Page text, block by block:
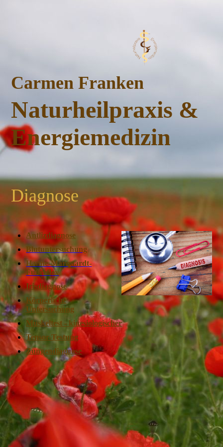
Carmen Franken
Naturheilpraxis &
Energiemedizin
Diagnose
Antlizdiagnose
Blutuntersuchung
Hanne-Marquardt-
Fußreflex
Irisdiagnose
Körperliche
Untersuchung
Muskeltest - kinesiologischer
Tensor-Testung
Zungendiagnose